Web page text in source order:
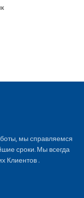
мы справляемся
сроки. Мы всегда
Клиентов .